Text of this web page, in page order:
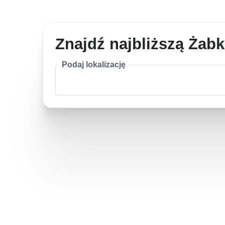
Znajdź najbliższą
Podaj lokalizację